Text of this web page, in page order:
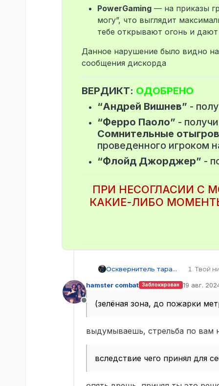
PowerGaming — на приказы
могу”, что выглядит
тебе открывают огонь и
Данное нарушение было видно
сообщения дискорда
ВЕРДИКТ: ОДОБРЕНО
“Андрей Вишнев” -
“Ферро Паоло” -
Сомнительные
проведенного игроком
“Флойд Джорджер” -
ПРИ НЕСОГЛАСИИ С
КАКИЕ-ЛИБО
Осквернитель тарасов
Твой
Твои
Дата
Не в сети
hamster combat Заблокирован 19 авг.
(зелёная зона, до пожарки
выдумываешь, стрельба по вам
вследствие чего принял для